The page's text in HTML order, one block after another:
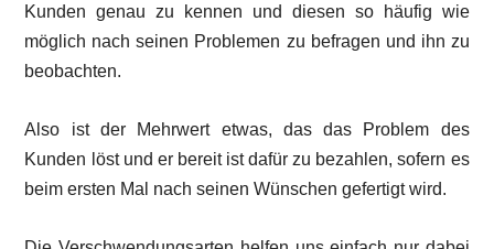
Kunden genau zu kennen und diesen so häufig wie
möglich nach seinen Problemen zu befragen und ihn zu
beobachten.
Also ist der Mehrwert etwas, das das Problem des
Kunden löst und er bereit ist dafür zu bezahlen, sofern es
beim ersten Mal nach seinen Wünschen gefertigt wird.